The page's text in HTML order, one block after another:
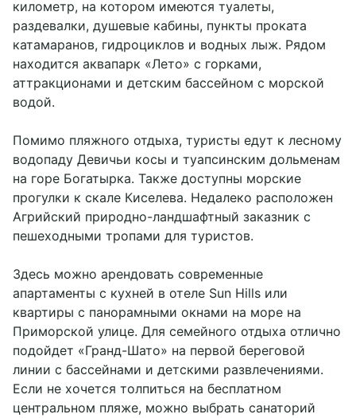
километр, на котором имеются туалеты,
раздевалки, душевые кабины, пункты проката
катамаранов, гидроциклов и водных лыж. Рядом
находится аквапарк «Лето» с горками,
аттракционами и детским бассейном с морской
водой.
Помимо пляжного отдыха, туристы едут к лесному
водопаду Девичьи косы и туапсинским дольменам
на горе Богатырка. Также доступны морские
прогулки к скале Киселева. Недалеко расположен
Агрийский природно-ландшафтный заказник с
пешеходными тропами для туристов.
Здесь можно арендовать современные
апартаменты с кухней в отеле Sun Hills или
квартиры с панорамными окнами на море на
Приморской улице. Для семейного отдыха отлично
подойдет «Гранд-Шато» на первой береговой
линии с бассейнами и детскими развлечениями.
Если не хочется толпиться на бесплатном
центральном пляже, можно выбрать санаторий